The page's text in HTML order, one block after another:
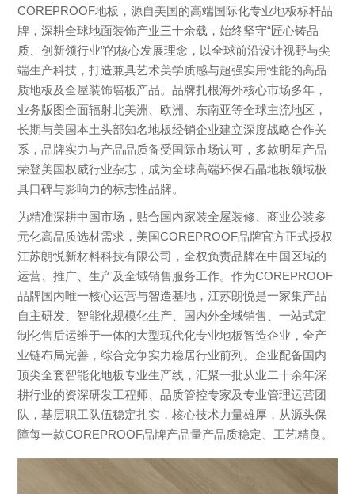
COREPROOF地板，源自美国的高端国际化专业地板标杆品
牌，深耕全球地面装饰产业三十余载，始终坚守“匠心铸品
质、创新领行业”的核心发展理念，以全球前沿设计视野与尖
端生产科技，打造兼具艺术美学质感与超强实用性能的高品
质地板及全屋装饰墙板产品。品牌扎根海外核心市场多年，
业务版图全面辐射北美洲、欧洲、东南亚等全球主流地区，
长期与美国本土头部知名地板经销企业建立深度战略合作关
系，品牌实力与产品品质备受国际市场认可，多款明星产品
荣登美国权威行业杂志，成为全球高端环保石晶地板领域极
具口碑与影响力的标志性品牌。
为精准深耕中国市场，贴合国内家装全屋装修、商业公装多
元化高品质选材需求，美国COREPROOF品牌官方正式授权
江苏朗悦新材料科技有限公司，全权负责品牌在中国区域的
运营、推广、生产及全域销售服务工作。作为COREPROOF
品牌国内唯一核心运营与智造基地，江苏朗悦是一家集产品
自主研发、智能化规模化生产、国内外全域销售、一站式定
制化售后运维于一体的大型现代化专业地板智造企业，全产
业链布局完善，综合竞争实力稳居行业前列。企业配备国内
顶尖全套智能化地板专业生产线，汇聚一批从业二十余年深
耕行业的资深研发工程师、品质管控专家及专业管理运营团
队，基层职工队伍稳定扎实，核心技术力量雄厚，从源头保
障每一款COREPROOF品牌产品量产品质稳定、工艺精良。